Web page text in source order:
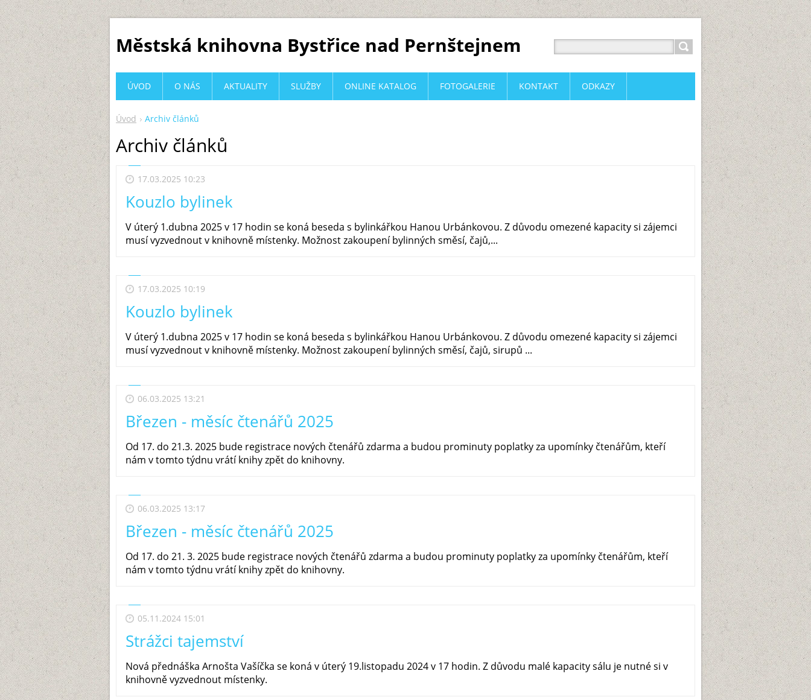
Městská knihovna Bystřice nad Pernštejnem
Úvod Archiv článků
Archiv článků
17.03.2025 10:23
Kouzlo bylinek
V úterý 1.dubna 2025 v 17 hodin se koná beseda s bylinkářkou Hanou Urbánkovou. Z důvodu omezené kapacity si zájemci
musí vyzvednout v knihovně místenky. Možnost zakoupení bylinných směsí, čajů,...
17.03.2025 10:19
Kouzlo bylinek
V úterý 1.dubna 2025 v 17 hodin se koná beseda s bylinkářkou Hanou Urbánkovou. Z důvodu omezené kapacity si zájemci
musí vyzvednout v knihovně místenky. Možnost zakoupení bylinných směsí, čajů, sirupů ...
06.03.2025 13:21
Březen - měsíc čtenářů 2025
Od 17. do 21.3. 2025 bude registrace nových čtenářů zdarma a budou prominuty poplatky za upomínky čtenářům, kteří
nám v tomto týdnu vrátí knihy zpět do knihovny.
06.03.2025 13:17
Březen - měsíc čtenářů 2025
Od 17. do 21. 3. 2025 bude registrace nových čtenářů zdarma a budou prominuty poplatky za upomínky čtenářům, kteří
nám v tomto týdnu vrátí knihy zpět do knihovny.
05.11.2024 15:01
Strážci tajemství
Nová přednáška Arnošta Vašíčka se koná v úterý 19.listopadu 2024 v 17 hodin. Z důvodu malé kapacity sálu je nutné si v
knihovně vyzvednout místenky.
ÚVOD O NÁS AKTUALITY SLUŽBY ONLINE KATALOG FOTOGALERIE KONTAKT ODKAZY